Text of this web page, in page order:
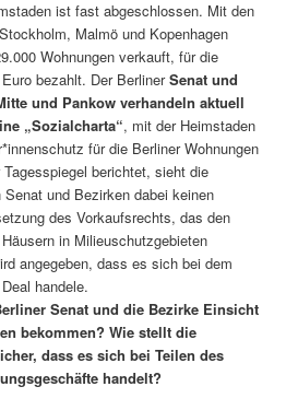
ist fast abgeschlossen. Mit den
Malmö und Kopenhagen
Wohnungen verkauft, für die
bezahlt. Der BerlinerSenat und
und Pankow verhandeln aktuell
„Sozialcharta“, mit der Heimstaden
für die Berliner Wohnungen
berichtet, sieht die
Senat und Bezirken dabei keinen
des Vorkaufsrechts, das den
in Milieuschutzgebieten
angegeben, dass es sich bei dem
handele.
Senat und die Bezirke Einsicht
bekommen? Wie stellt die
dass es sich bei Teilen des
handelt?